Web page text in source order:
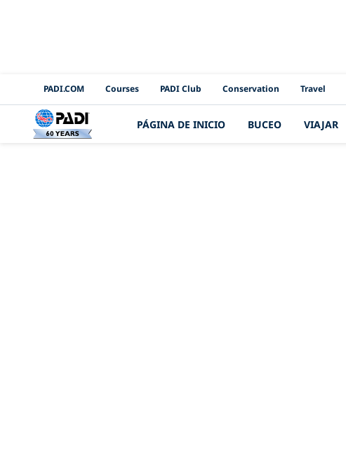
PADI Channels
PADI.COM Courses PADI Club Conservation Travel
PÁGINA DE INICIO BUCEO VIAJAR